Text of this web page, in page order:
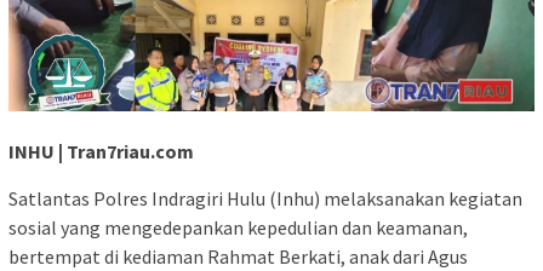
INHU | Tran7riau.com
Satlantas Polres Indragiri Hulu (Inhu) melaksanakan kegiatan
sosial yang mengedepankan kepedulian dan keamanan,
bertempat di kediaman Rahmat Berkati, anak dari Agus